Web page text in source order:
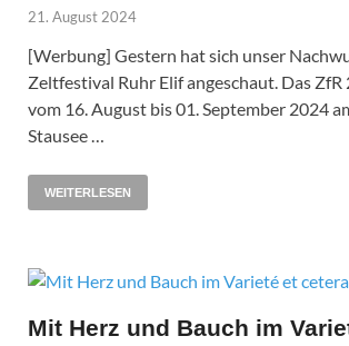
21. August 2024
[Werbung] Gestern hat sich unser
Zeltfestival Ruhr Elif angeschaut. Das
vom 16. August bis 01. September 2024
Stausee …
WEITERLESEN
Mit Herz und Bauch im